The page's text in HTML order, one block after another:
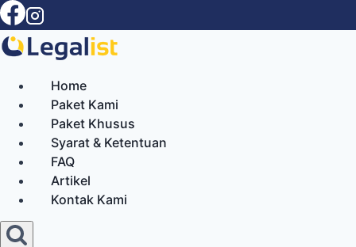
Skip
to
content
Home
Paket Kami
Paket Khusus
Syarat & Ketentuan
FAQ
Artikel
Kontak Kami